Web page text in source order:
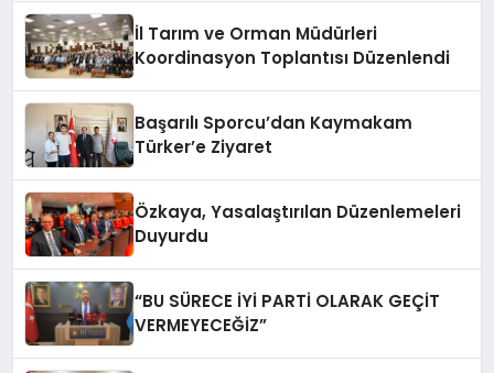
İl Tarım ve Orman Müdürleri
Koordinasyon Toplantısı Düzenlendi
Başarılı Sporcu’dan Kaymakam
Türker’e Ziyaret
Özkaya, Yasalaştırılan Düzenlemeleri
Duyurdu
“BU SÜRECE İYİ PARTİ OLARAK GEÇİT
VERMEYECEĞİZ”